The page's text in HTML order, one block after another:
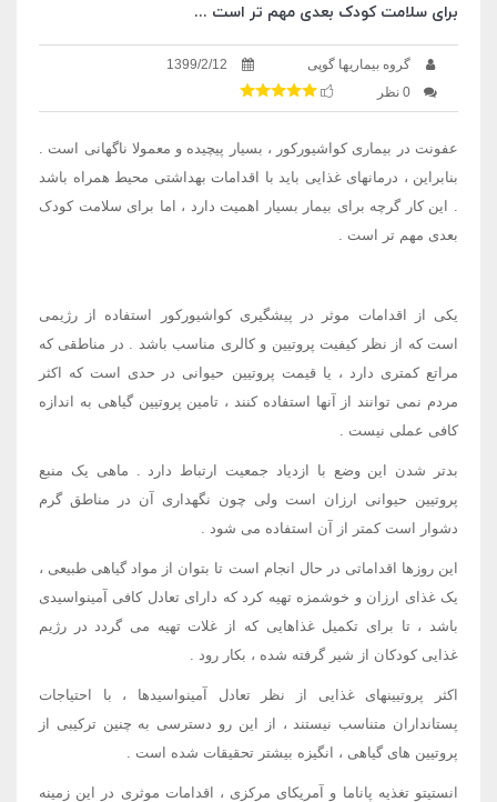
برای سلامت کودک بعدی مهم تر است ...
گروه بیماریها گوپی
1399/2/12
0 نظر
عفونت در بیماری کواشیورکور ، بسیار پیچیده و معمولا ناگهانی است .
بنابراین ، درمانهای غذایی باید با اقدامات بهداشتی محیط همراه باشد
. این کار گرچه برای بیمار بسیار اهمیت دارد ، اما برای سلامت کودک
بعدی مهم تر است .
یکی از اقدامات موثر در پیشگیری کواشیورکور استفاده از رژیمی
است که از نظر کیفیت پروتیین و کالری مناسب باشد . در مناطقی که
مراتع کمتری دارد ، یا قیمت پروتیین حیوانی در حدی است که اکثر
مردم نمی توانند از آنها استفاده کنند ، تامین پروتیین گیاهی به اندازه
کافی عملی نیست .
بدتر شدن این وضع با ازدیاد جمعیت ارتباط دارد . ماهی یک منبع
پروتیین حیوانی ارزان است ولی چون نگهداری آن در مناطق گرم
دشوار است کمتر از آن استفاده می شود .
این روزها اقداماتی در حال انجام است تا بتوان از مواد گیاهی طبیعی ،
یک غذای ارزان و خوشمزه تهیه کرد که دارای تعادل کافی آمینواسیدی
باشد ، تا برای تکمیل غذاهایی که از غلات تهیه می گردد در رژیم
غذایی کودکان از شیر گرفته شده ، بکار رود .
اکثر پروتیینهای غذایی از نظر تعادل آمینواسیدها ، با احتیاجات
پستانداران متناسب نیستند ، از این رو دسترسی به چنین ترکیبی از
پروتیین های گیاهی ، انگیزه بیشتر تحقیقات شده است .
انستیتو تغذیه پاناما و آمریکای مرکزی ، اقدامات موثری در این زمینه